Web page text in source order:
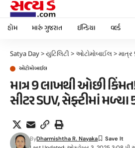
હોમ મારું ગુજરાત ઈન્ડિયા વર્લ્ડ
Satya Day>યુટિલિટી >ઓટોમોબાઈલ >માત્ર 9
ઓટોમોબાઈલ
માત્ર 9 લાખથી ઓછી
સીટર SUV, સેફ્ટીમાં મળ્યા
ByDharmishtha R. Nayaka